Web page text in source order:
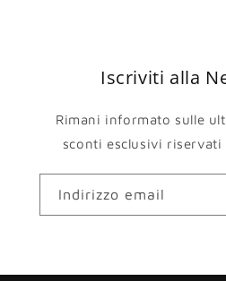
Iscriviti alla
Rimani informato sulle
sconti esclusivi
Indirizzo email